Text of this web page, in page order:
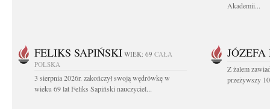
Akademii...
FELIKS SAPIŃSKI WIEK: 69 CAŁA
POLSKA
3 sierpnia 2026r. zakończył swoją wędrówkę w
wieku 69 lat Feliks Sapiński nauczyciel...
Z żalem
przeżywszy